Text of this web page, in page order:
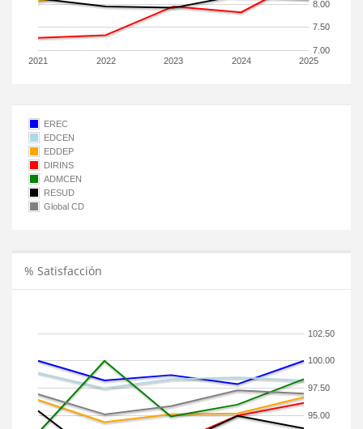
2021 2022 2023 2024 2025
7.00
7.50
8.00
EREC
EDCEN
EDDEP
DIRINS
ADMCEN
RESUD
Global CD
% Satisfacción
95.00
97.50
100.00
102.50